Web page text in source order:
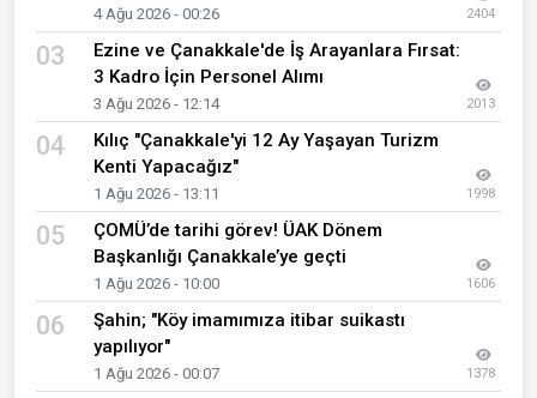
4 Ağu 2026 - 00:26 2404
03
Ezine ve Çanakkale'de İş Arayanlara Fırsat:
3 Kadro İçin Personel Alımı
3 Ağu 2026 - 12:14 2013
04
Kılıç "Çanakkale'yi 12 Ay Yaşayan Turizm
Kenti Yapacağız"
1 Ağu 2026 - 13:11 1998
05
ÇOMÜ’de tarihi görev! ÜAK Dönem
Başkanlığı Çanakkale’ye geçti
1 Ağu 2026 - 10:00 1606
06
Şahin; "Köy imamımıza itibar suikastı
yapılıyor"
1 Ağu 2026 - 00:07 1378